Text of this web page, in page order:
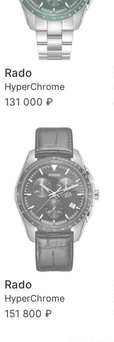
Rado
HyperChrome
131 000 ₽
Rado
HyperChrome
151 800 ₽